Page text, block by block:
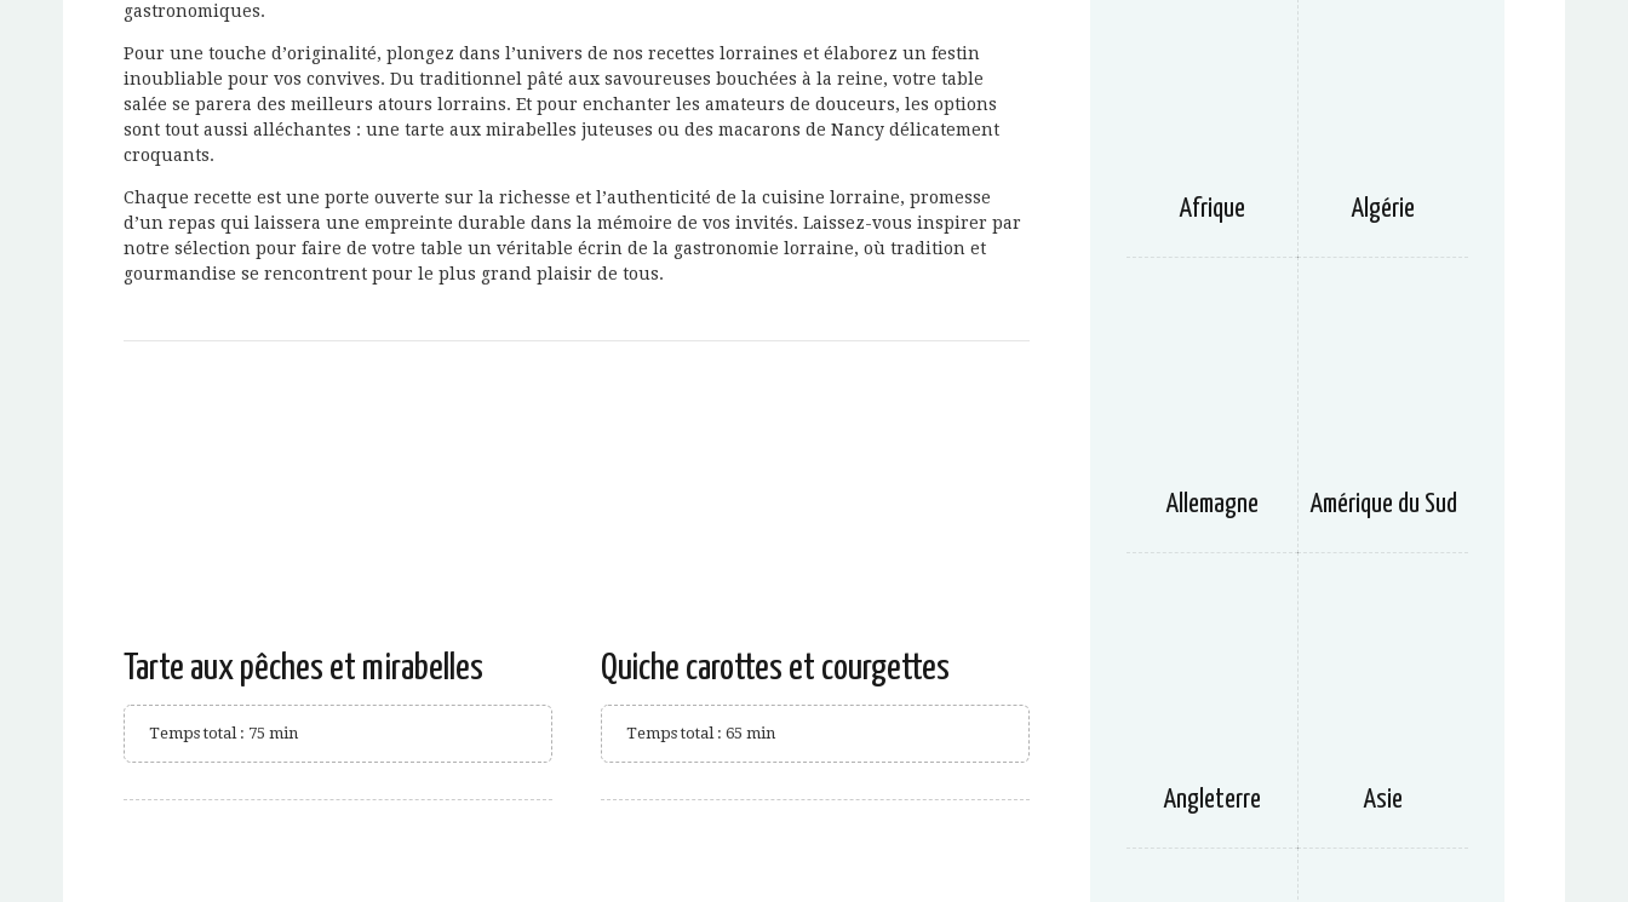
gastronomiques.
Pour une touche d’originalité, plongez dans l’univers de nos recettes lorraines et élaborez un festin
inoubliable pour vos convives. Du traditionnel pâté aux savoureuses bouchées à la reine, votre table
salée se parera des meilleurs atours lorrains. Et pour enchanter les amateurs de douceurs, les options
sont tout aussi alléchantes : une tarte aux mirabelles juteuses ou des macarons de Nancy délicatement
croquants.
Chaque recette est une porte ouverte sur la richesse et l’authenticité de la cuisine lorraine, promesse
d’un repas qui laissera une empreinte durable dans la mémoire de vos invités. Laissez-vous inspirer par
notre sélection pour faire de votre table un véritable écrin de la gastronomie lorraine, où tradition et
gourmandise se rencontrent pour le plus grand plaisir de tous.
Tarte aux pêches et mirabelles
Temps total : 75 min
Quiche carottes et courgettes
Temps total : 65 min
Afrique Algérie
Allemagne Amérique du Sud
Angleterre Asie